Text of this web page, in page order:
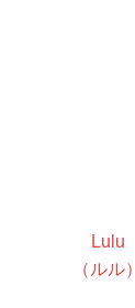
Lulu
（ルル）